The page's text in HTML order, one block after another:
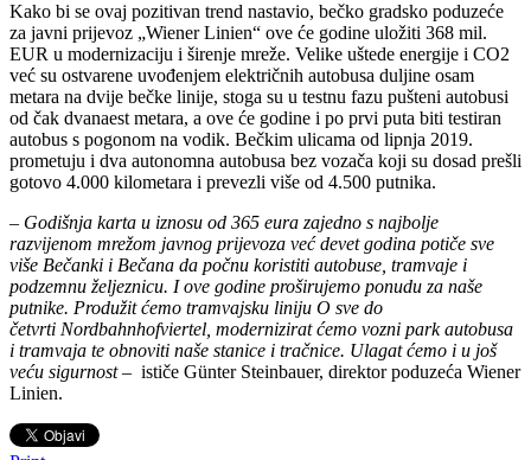
Kako bi se ovaj pozitivan trend nastavio, bečko gradsko poduzeće
za javni prijevoz „Wiener Linien“ ove će godine uložiti 368 mil.
EUR u modernizaciju i širenje mreže. Velike uštede energije i CO2
već su ostvarene uvođenjem električnih autobusa duljine osam
metara na dvije bečke linije, stoga su u testnu fazu pušteni autobusi
od čak dvanaest metara, a ove će godine i po prvi puta biti testiran
autobus s pogonom na vodik. Bečkim ulicama od lipnja 2019.
prometuju i dva autonomna autobusa bez vozača koji su dosad prešli
gotovo 4.000 kilometara i prevezli više od 4.500 putnika.
– Godišnja karta u iznosu od 365 eura zajedno s najbolje
razvijenom mrežom javnog prijevoza već devet godina potiče sve
više Bečanki i Bečana da počnu koristiti autobuse, tramvaje i
podzemnu željeznicu. I ove godine proširujemo ponudu za naše
putnike. Produžit ćemo tramvajsku liniju O sve do
četvrti Nordbahnhofviertel, modernizirat ćemo vozni park autobusa
i tramvaja te obnoviti naše stanice i tračnice. Ulagat ćemo i u još
veću sigurnost– ističe Günter Steinbauer, direktor poduzeća Wiener
Linien.